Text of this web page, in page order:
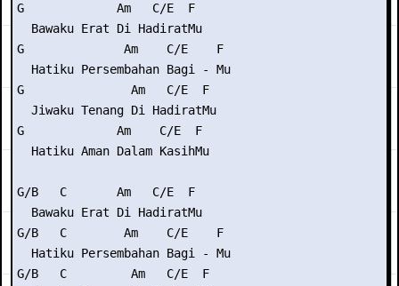
G             Am   C/E  F
  Bawaku Erat Di HadiratMu
G              Am    C/E    F
  Hatiku Persembahan Bagi - Mu
G               Am   C/E  F
  Jiwaku Tenang Di HadiratMu
G             Am    C/E  F
  Hatiku Aman Dalam KasihMu
G/B   C       Am   C/E  F
  Bawaku Erat Di HadiratMu
G/B   C        Am    C/E    F
  Hatiku Persembahan Bagi - Mu
G/B   C         Am   C/E  F